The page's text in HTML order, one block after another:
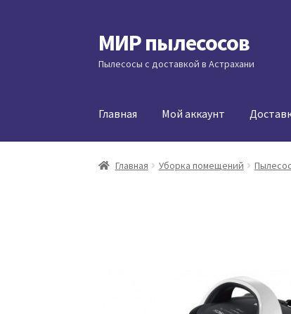
Перейти
к
навигации
Перейти
к
содержимому
МИР пылесосов
Пылесосы с доставкой в Астрахани
Главная Мой аккаунт
Главная Уборка помещений